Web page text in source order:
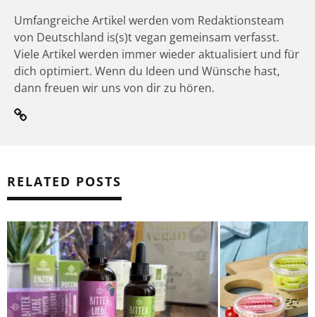
Umfangreiche Artikel werden vom Redaktionsteam
von Deutschland is(s)t vegan gemeinsam verfasst.
Viele Artikel werden immer wieder aktualisiert und für
dich optimiert. Wenn du Ideen und Wünsche hast,
dann freuen wir uns von dir zu hören.
RELATED POSTS